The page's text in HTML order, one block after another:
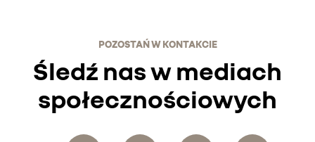
POZOSTAŃ W KONTAKCIE
Śledź nas w mediach
społecznościowych